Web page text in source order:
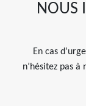
NOUS
En cas
n’hésitez pas